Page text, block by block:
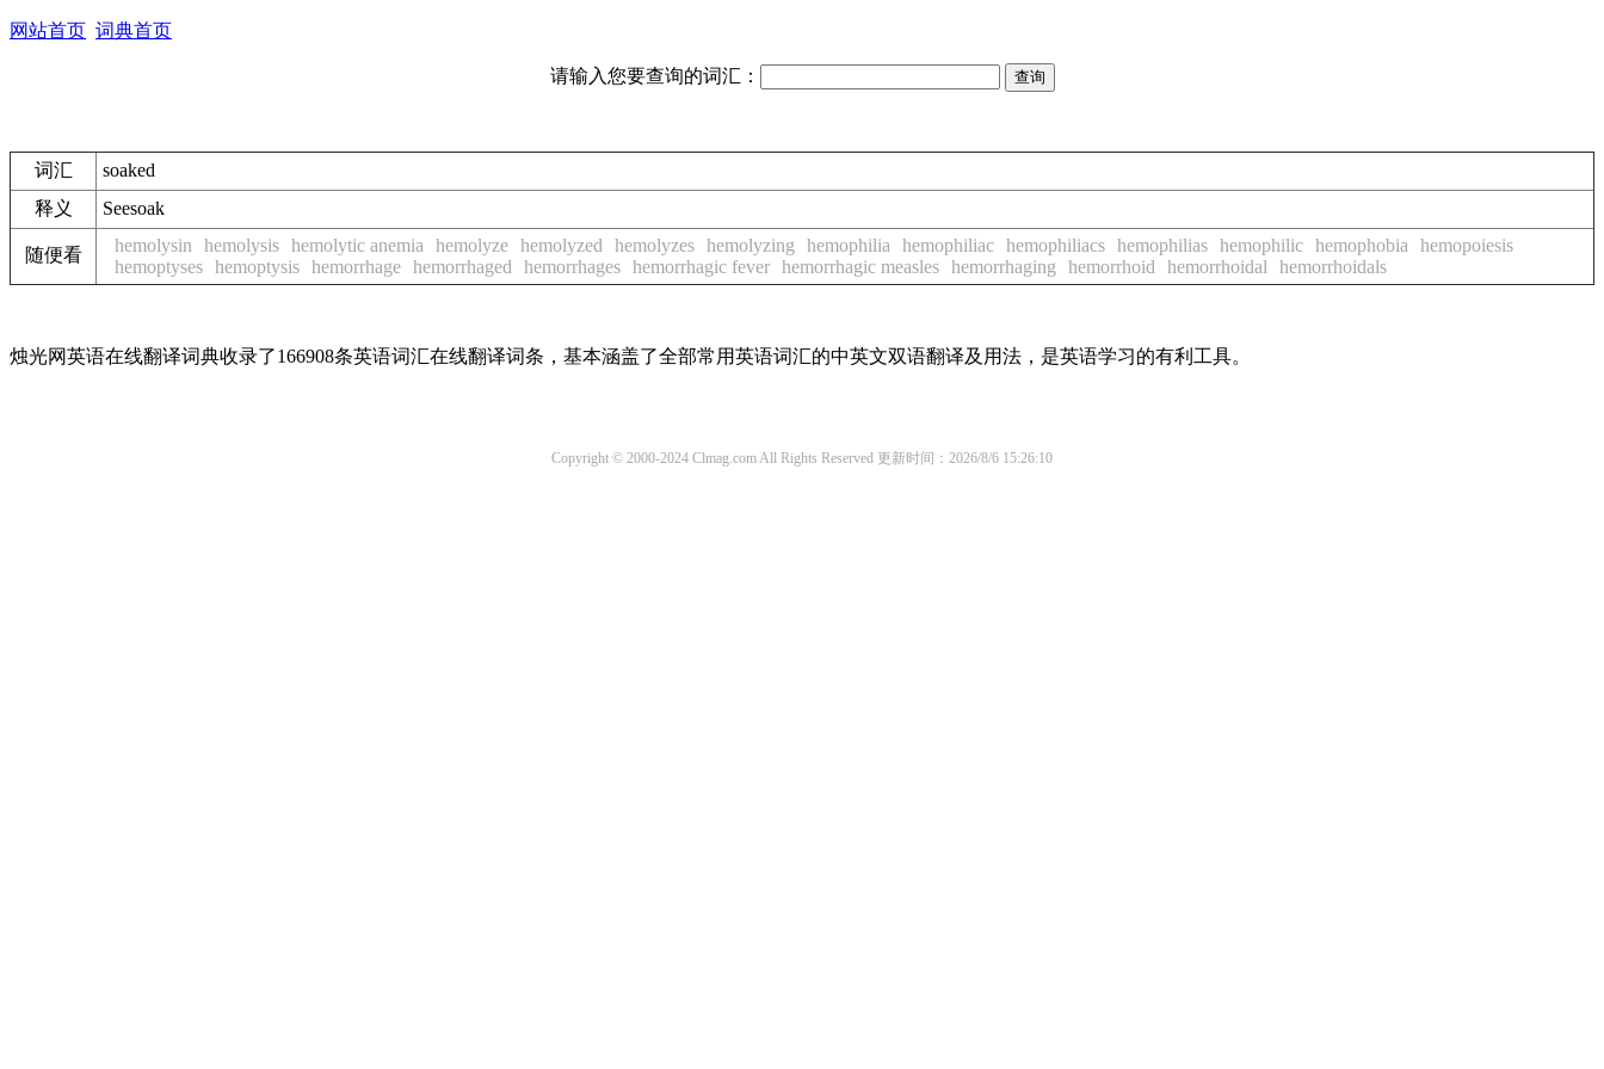
网站首页 词典首页
请输入您要查询的词汇：
词汇
soaked
释义
Seesoak
随便看 hemolysin hemolysis hemolytic anemia hemolyze hemolyzed hemolyzes hemolyzing hemophilia hemophiliac hemophiliacs hemophilias hemophilic hemophobia
hemopoiesis
hemoptyses hemoptysis hemorrhage hemorrhaged hemorrhages hemorrhagic fever hemorrhagic measles hemorrhaging hemorrhoid hemorrhoidal hemorrhoidals
烛光网英语在线翻译词典收录了166908条英语词汇在线翻译词条，基本涵盖了全部常用英语词汇的中英文双语翻译及用法，是英语学习的有利工具。
Copyright © 2000-2024 Clmag.com All Rights Reserved 更新时间：2026/8/6 15:26:10